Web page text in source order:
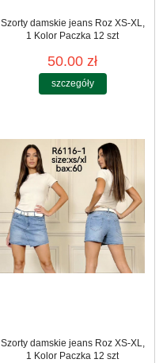
Szorty damskie jeans Roz XS-XL,
1 Kolor Paczka 12 szt
50.00 zł
szczegóły
Szorty damskie jeans Roz XS-XL,
1 Kolor Paczka 12 szt